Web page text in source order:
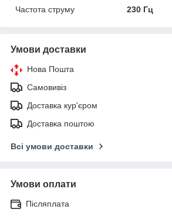
Частота струму
230 Гц
Умови доставки
Нова Пошта
Самовивіз
Доставка кур'єром
Доставка поштою
Всі умови доставки
Умови оплати
Післяплата